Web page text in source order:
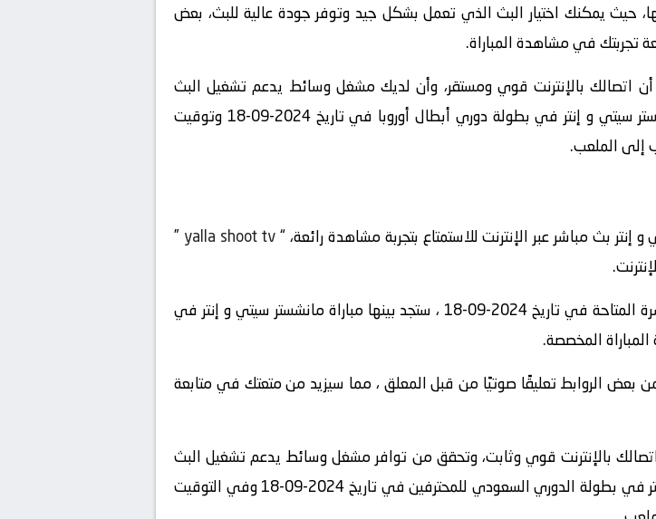
حيث يمكنك اختيار البث الذي تعمل بشكل جيد وتوفر جودة عالية للبث، بعض
تجربتك في مشاهدة المباراة.
اتصالك بالإنترنت قوي ومستقر، وأن لديك مشغل وسائط يدعم تشغيل البث
المباشر، يمكنك الاستمتاع بمشاهدة المباراة المشوقة بين مانشستر سيتي و إنتر في بطولة دوري أبطال أوروبا في تاريخ 2024-09-18 وتوقيت
بث مباشر عبر الإنترنت للاستمتاع بتجربة مشاهدة رائعة، “yalla shoot tv
”
” واستعرض قائمة المباريات المباشرة المتاحة في تاريخ 2024-09-18 ، ستجد بينها مباراة مانشستر سيتي و إنتر في
المخصصة.
بعض الروابط تعليقًا صوتيًا من قبل المعلق ، مما سيزيد من متعتك في متابعة
بالإنترنت قوي وثابت، وتحقق من توافر مشغل وسائط يدعم تشغيل البث
المباشر، استمتع بمشاهدة المباراة المثيرة بين مانشستر سيتي و إنتر في بطولة الدوري السعودي للمحترفين في تاريخ 2024-09-18 وفي التوقيت